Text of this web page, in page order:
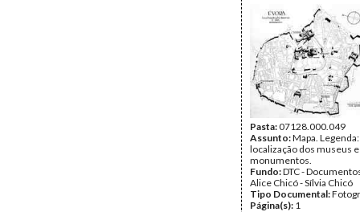
Pasta:07128.000.049
Assunto:Mapa.
localização dos museus
monumentos.
Fundo:DTC -
Alice Chicó - Sílvia Chicó
Tipo Documental:
Página(s): 1